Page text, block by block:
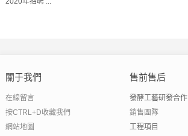
關于我們
在線留言
按CTRL+D收藏我們
網站地圖
售前售后
發酵工藝研發合作
銷售團隊
工程項目